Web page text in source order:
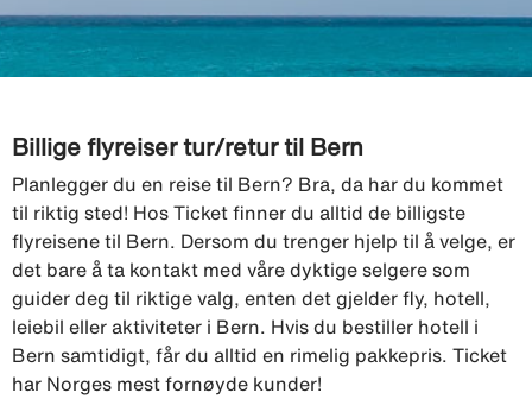
Billige flyreiser tur/retur til Bern
Planlegger du en reise til Bern? Bra, da har du kommet
til riktig sted! Hos Ticket finner du alltid de billigste
flyreisene til Bern. Dersom du trenger hjelp til å velge, er
det bare å ta kontakt med våre dyktige selgere som
guider deg til riktige valg, enten det gjelder fly, hotell,
leiebil eller aktiviteter i Bern. Hvis du bestiller hotell i
Bern samtidigt, får du alltid en rimelig pakkepris. Ticket
har Norges mest fornøyde kunder!